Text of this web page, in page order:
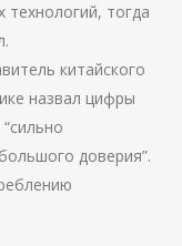
тогда
китайского
назвал цифры
доверия”.